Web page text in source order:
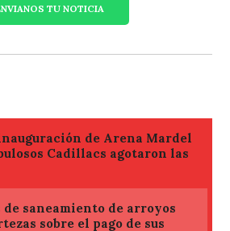
TU NOTICIA